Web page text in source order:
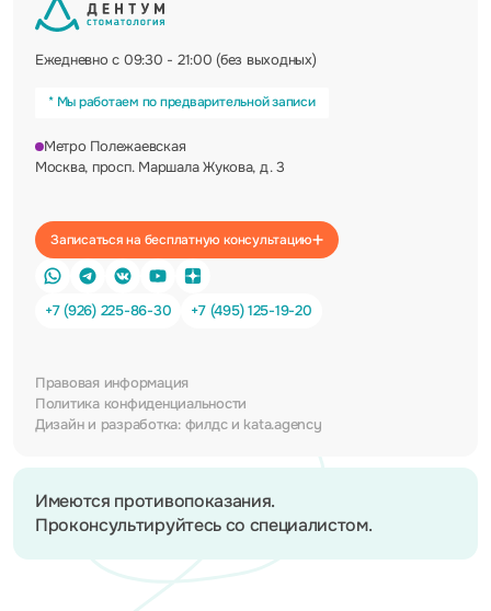
Ежедневно с 09:30 - 21:00 (без выходных)
* Мы работаем по предварительной записи
Записаться на бесплатную консультацию
+7 (926) 225-86-30 +7 (495) 125-19-20
Метро Полежаевская
Москва, просп. Маршала Жукова, д. 3
Правовая информация
Политика конфиденциальности
Дизайн и разработка: филдси kata.agency
Имеются противопоказания.
Проконсультируйтесь со специалистом.